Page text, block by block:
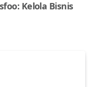
Kelola Bisnis